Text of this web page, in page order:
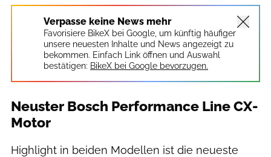
Verpasse keine News mehr
Favorisiere BikeX bei Google, um künftig häufiger
unsere neuesten Inhalte und News angezeigt zu
bekommen. Einfach Link öffnen und Auswahl
bestätigen: BikeX bei Google bevorzugen.
Neuster Bosch Performance Line CX-
Motor
Highlight in beiden Modellen ist die neueste